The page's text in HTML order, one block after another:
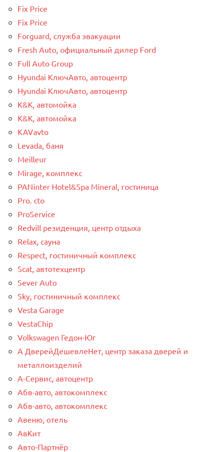
Fix Price
Fix Price
Forguard, служба эвакуации
Fresh Auto, официальный дилер Ford
Full Auto Group
Hyundai КлючАвто, автоцентр
Hyundai КлючАвто, автоцентр
K&K, автомойка
K&K, автомойка
KAVavto
Levada, баня
Meilleur
Mirage, комплекс
PANinter Hotel&Spa Mineral, гостиница
Pro. cto
ProService
Redvill pезиденция, центр отдыха
Relax, сауна
Respect, гостиничный комплекс
Scat, автотехцентр
Sever Auto
Sky, гостиничный комплекс
Vesta Garage
VestaChip
Volkswagen Гедон-Юг
А ДверейДешевлеНет, центр заказа дверей и
металлоизделий
А-Сервис, автоцентр
Абв-авто, автокомплекс
Абв-авто, автокомплекс
Авеню, отель
АвКит
Авто-Партнёр